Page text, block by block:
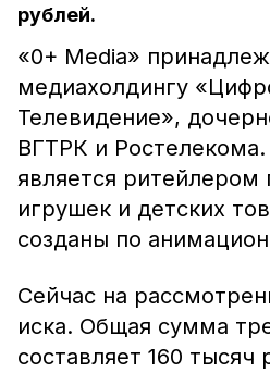
рублей.
«0+ Media»
медиахолдингу
Телевидение»,
ВГТРК и
является ритейлером
игрушек и детских
созданы по
Сейчас на
иска. Общая сумма
составляет 160 тысяч